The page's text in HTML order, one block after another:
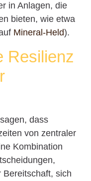
in Anlagen, die
bieten, wie etwa
Mineral-Held).
Resilienz
dass
von zentraler
Kombination
sich